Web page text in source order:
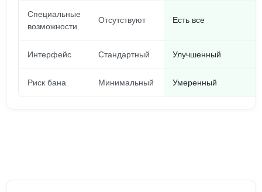
Специальные
возможности
Отсутствуют Есть все
Интерфейс Стандартный Улучшенный
Риск бана Минимальный Умеренный